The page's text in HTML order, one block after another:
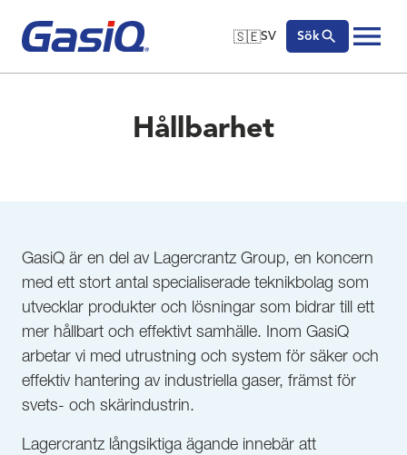
Hoppa till innehåll
🇸🇪SV
🇬🇧English
🇸🇪Svenska
Sök
Hållbarhet
GasiQ är en del av Lagercrantz Group, en koncern
med ett stort antal specialiserade teknikbolag som
utvecklar produkter och lösningar som bidrar till ett
mer hållbart och effektivt samhälle. Inom GasiQ
arbetar vi med utrustning och system för säker och
effektiv hantering av industriella gaser, främst för
svets- och skärindustrin.
Lagercrantz långsiktiga ägande innebär att